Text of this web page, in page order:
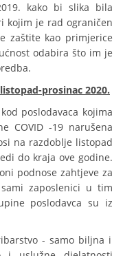
kako bi slika bila
kojim je rad ograničen
zaštite kao primjerice
odabira što im je
prosinac 2020.
poslodavaca kojima
COVID -19 narušena
na razdoblje listopad
do kraja ove godine.
podnose zahtjeve za
zaposlenici u tim
poslodavca su iz
- samo biljna i